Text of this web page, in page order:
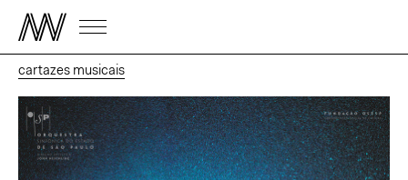
cartazes musicais